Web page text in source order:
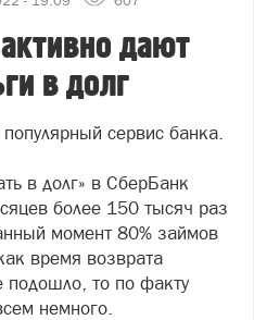
дают
в долг
сервис банка.
в долг» в СберБанк
более 150 тысяч раз
момент 80% займов
время возврата
подошло, то по факту
немного.